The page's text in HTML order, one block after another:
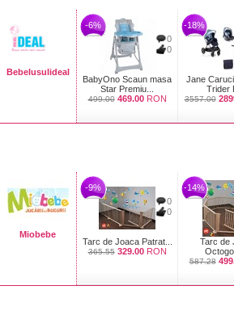
Bebelusulideal
-6%
0
0
BabyOno Scaun masa
Star Premiu...
499.00 469.00 RON
-18%
Jane
Trider
3557.00
Miobebe
-9%
0
0
Tarc de Joaca Patrat...
365.55 329.00 RON
-14%
Tarc de
587.28